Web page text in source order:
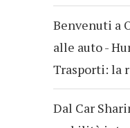
Benvenuti a
alle auto -
Trasporti: la
Dal Car